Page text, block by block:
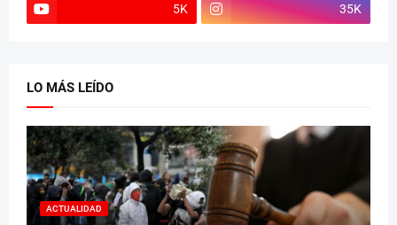
5K 35K
LO MÁS LEÍDO
ACTUALIDAD